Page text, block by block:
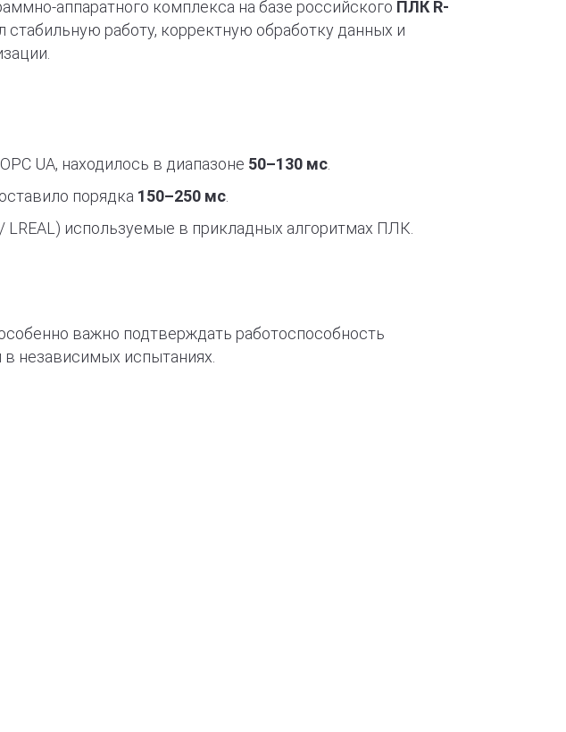
аппаратного комплекса на базе российского ПЛК R-
стабильную работу, корректную обработку данных и
UA, находилось в диапазоне 50–130 мс
порядка 150–250 мс
используемые в прикладных алгоритмах ПЛК.
важно подтверждать работоспособность
независимых испытаниях.